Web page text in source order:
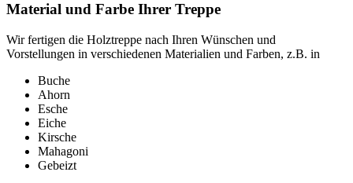
Material und Farbe Ihrer Treppe
Wir fertigen die Holztreppe nach Ihren Wünschen und
Vorstellungen in verschiedenen Materialien und Farben, z.B. in
Buche
Ahorn
Esche
Eiche
Kirsche
Mahagoni
Gebeizt